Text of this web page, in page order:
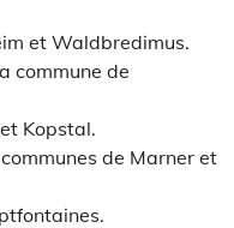
et Waldbredimus.
commune de
Kopstal.
de Marner et